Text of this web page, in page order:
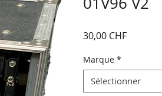
30,00 CHFPrix
Marque *
Sélectionner